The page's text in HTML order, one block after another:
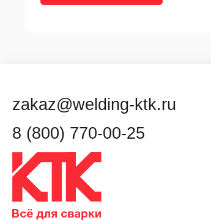
zakaz@welding-ktk.ru
8 (800) 770-00-25